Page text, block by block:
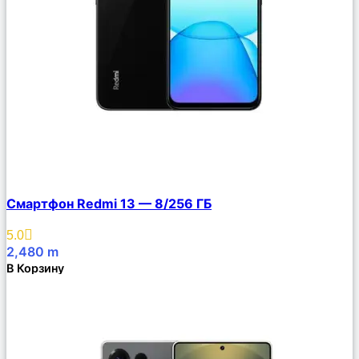
Описание
Избранное
Смартфон Redmi 13 — 8/256 ГБ
5.0
2,480 m
В Корзину